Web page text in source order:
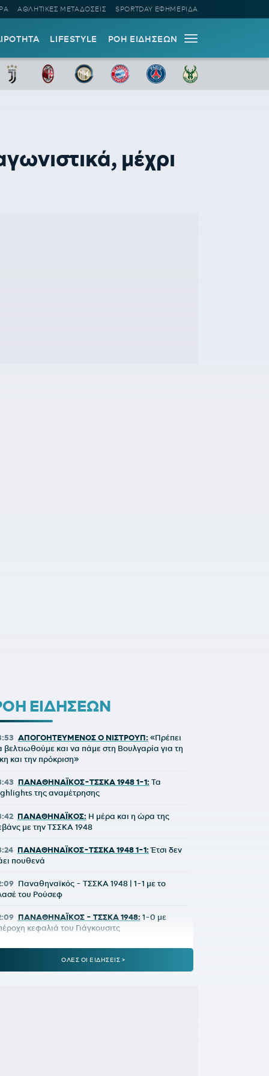
ΑΘΛΗΤΙΚΕΣ ΜΕΤΑΔΟΣΕΙΣ SPORTDAY ΕΦΗΜΕΡΙΔΑ
LIFESTYLE ΡΟΗ ΕΙΔΗΣΕΩΝ
μέχρι
ΕΙΔΗΣΕΩΝ
ΑΠΟΓΟΗΤΕΥΜΕΝΟΣ Ο ΝΙΣΤΡΟΥΠ: «Πρέπει
βελτιωθούμε και να πάμε στη Βουλγαρία για τη
και την πρόκριση»
ΠΑΝΑΘΗΝΑΪΚΟΣ-ΤΣΣΚΑ 1948 1-1: Τα
της αναμέτρησης
ΠΑΝΑΘΗΝΑΪΚΟΣ: Η μέρα και η ώρα της
με την ΤΣΣΚΑ 1948
ΠΑΝΑΘΗΝΑΪΚΟΣ-ΤΣΣΚΑ 1948 1-1:Έτσι δεν
πουθενά
Παναθηναϊκός - ΤΣΣΚΑ 1948 | 1-1 με το
του Ρούσεφ
ΠΑΝΑΘΗΝΑΪΚΟΣ - ΤΣΣΚΑ 1948: 1-0 με
κεφαλιά του Γιάγκουσιτς
ΒΙΝΙΣΙΟΥΣ:Μένει στη Ρεάλ Μαδρίτης
«Πέταξε» τον Ιούλιο η επιβατική κίνηση -
ΟΛΕΣ ΟΙ ΕΙΔΗΣΕΙΣ >